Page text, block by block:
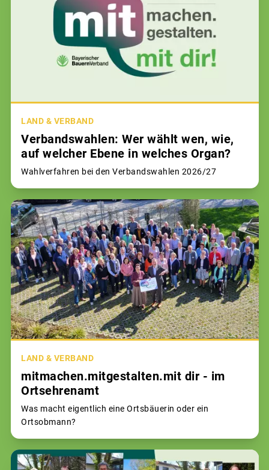
LAND & VERBAND
Verbandswahlen: Wer wählt wen, wie,
auf welcher Ebene in welches Organ?
Wahlverfahren bei den Verbandswahlen 2026/27
LAND & VERBAND
mitmachen.mitgestalten.mit dir - im
Ortsehrenamt
Was macht eigentlich eine Ortsbäuerin oder ein
Ortsobmann?